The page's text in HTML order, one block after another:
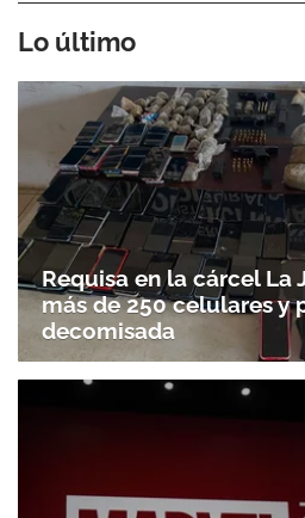
Gracias por suscribirte
Lo último
Requisa en la cárcel La
más de 250 celulares y
decomisada